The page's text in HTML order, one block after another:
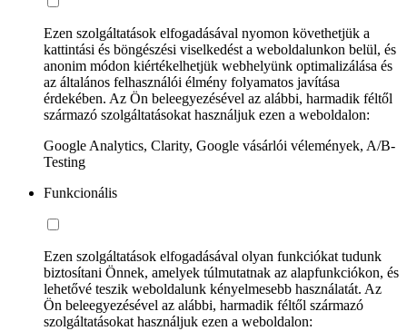
Ezen szolgáltatások elfogadásával nyomon követhetjük a
kattintási és böngészési viselkedést a weboldalunkon belül, és
anonim módon kiértékelhetjük webhelyünk optimalizálása és
az általános felhasználói élmény folyamatos javítása
érdekében. Az Ön beleegyezésével az alábbi, harmadik féltől
származó szolgáltatásokat használjuk ezen a weboldalon:
Google Analytics, Clarity, Google vásárlói vélemények, A/B-
Testing
Funkcionális
Ezen szolgáltatások elfogadásával olyan funkciókat tudunk
biztosítani Önnek, amelyek túlmutatnak az alapfunkciókon, és
lehetővé teszik weboldalunk kényelmesebb használatát. Az
Ön beleegyezésével az alábbi, harmadik féltől származó
szolgáltatásokat használjuk ezen a weboldalon: